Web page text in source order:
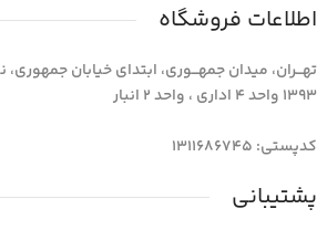
اطلاعات فروشگاه
تهـــران، میدان جمهـــوری، ابتدای خیابان
1393 واحد 4 اداری ، واحد 2 انبار
کدپستی: 1311686745
پشتیبانی